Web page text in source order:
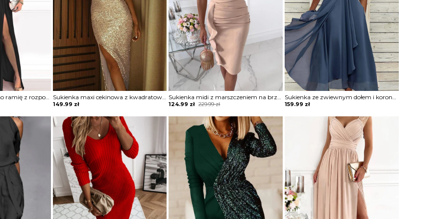
Sukienka maxi na jedno ramię z rozporkiem Sukienka maxi cekinowa z kwadratowym dekoltem
149.99 zł
Sukienka midi z marszczeniem na brzuchu i falbaną
229.99zł
Original
was:
229.99 zł.
124.99 zł
Current
is:
124.99 zł.
Sukienka ze zwiewnym dołem i koronkową górą
159.99 zł